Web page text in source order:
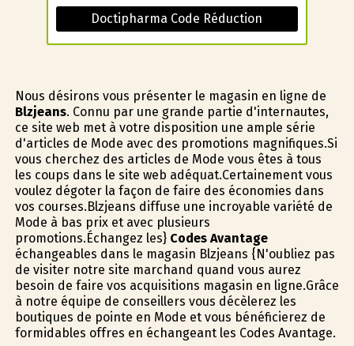
Doctipharma Code Réduction
Nous désirons vous présenter le magasin en ligne de
Blzjeans. Connu par une grande partie d'internautes,
ce site web met à votre disposition une ample série
d'articles de Mode avec des promotions magnifiques.Si
vous cherchez des articles de Mode vous êtes à tous
les coups dans le site web adéquat.Certainement vous
voulez dégoter la façon de faire des économies dans
vos courses.Blzjeans diffuse une incroyable variété de
Mode à bas prix et avec plusieurs
promotions.Échangez les} Codes Avantage
échangeables dans le magasin Blzjeans {N'oubliez pas
de visiter notre site marchand quand vous aurez
besoin de faire vos acquisitions magasin en ligne.Grâce
à notre équipe de conseillers vous décèlerez les
boutiques de pointe en Mode et vous bénéficierez de
formidables offres en échangeant les Codes Avantage.